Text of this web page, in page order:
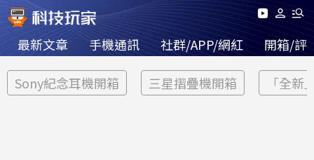
最新文章 手機通訊 社群/APP/網紅 開箱/評
Sony紀念耳機開箱 三星摺疊機開箱 「全新